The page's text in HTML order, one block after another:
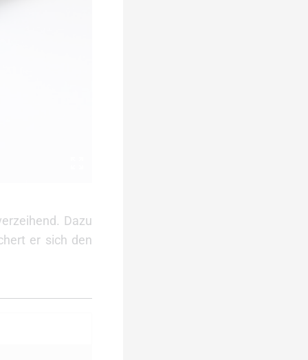
Dazu
er sich den